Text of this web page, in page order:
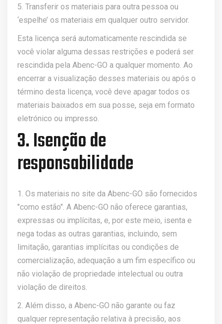
5. Transferir os materiais para outra pessoa ou
‘espelhe’ os materiais em qualquer outro servidor.
Esta licença será automaticamente rescindida se
você violar alguma dessas restrições e poderá ser
rescindida pela Abenc-GO a qualquer momento. Ao
encerrar a visualização desses materiais ou após o
término desta licença, você deve apagar todos os
materiais baixados em sua posse, seja em formato
eletrónico ou impresso.
3. Isenção de
responsabilidade
1. Os materiais no site da Abenc-GO são fornecidos
"como estão". A Abenc-GO não oferece garantias,
expressas ou implícitas, e, por este meio, isenta e
nega todas as outras garantias, incluindo, sem
limitação, garantias implícitas ou condições de
comercialização, adequação a um fim específico ou
não violação de propriedade intelectual ou outra
violação de direitos.
2. Além disso, a Abenc-GO não garante ou faz
qualquer representação relativa à precisão, aos